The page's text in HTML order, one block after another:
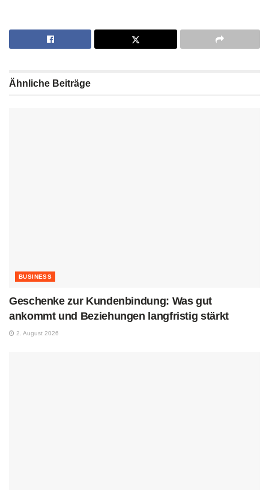
Ähnliche Beiträge
BUSINESS
Geschenke zur Kundenbindung: Was gut
ankommt und Beziehungen langfristig stärkt
2. August 2026